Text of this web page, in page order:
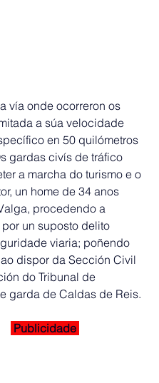
vía onde ocorreron os
a súa velocidade
en 50 quilómetros
gardas civís de tráfico
a marcha do turismo e o
un home de 34 anos
procedendo a
un suposto delito
viaria; poñendo
dispor da Sección Civil
do Tribunal de
garda de Caldas de Reis.
Publicidade